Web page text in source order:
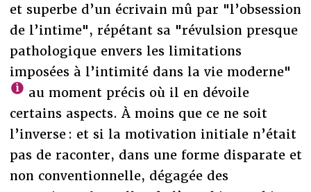
et superbe d’un écrivain mû par "l’obsession
de l’intime", répétant sa "révulsion presque
pathologique envers les limitations
imposées à l’intimité dans la vie moderne"
au moment précis où il en dévoile
certains aspects. À moins que ce ne soit
l’inverse : et si la motivation initiale n’était
pas de raconter, dans une forme disparate et
non conventionnelle, dégagée des